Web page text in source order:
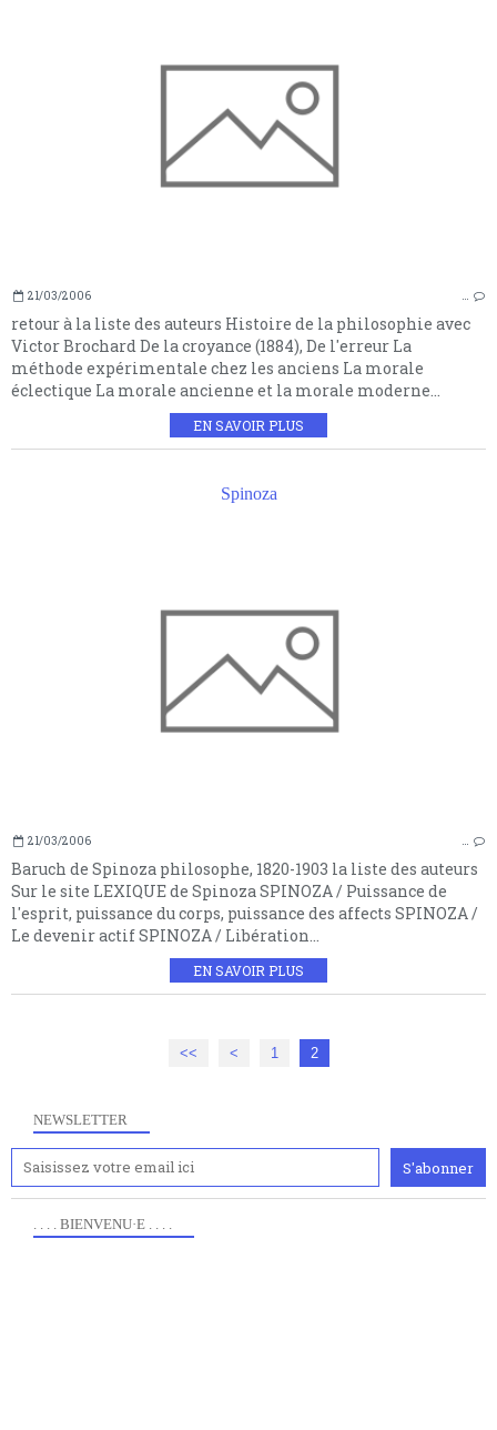
21/03/2006 …
retour à la liste des auteurs Histoire de la philosophie avec
Victor Brochard De la croyance (1884), De l'erreur La
méthode expérimentale chez les anciens La morale
éclectique La morale ancienne et la morale moderne...
EN SAVOIR PLUS
Spinoza
21/03/2006 …
Baruch de Spinoza philosophe, 1820-1903 la liste des auteurs
Sur le site LEXIQUE de Spinoza SPINOZA / Puissance de
l'esprit, puissance du corps, puissance des affects SPINOZA /
Le devenir actif SPINOZA / Libération...
EN SAVOIR PLUS
<< < 1 2
NEWSLETTER
. . . . BIENVENU·E . . . .